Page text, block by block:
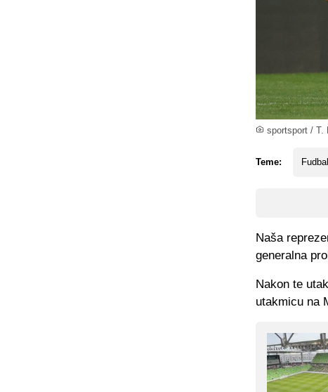
sportsport / T.
Teme:
Naša
generalna
Nakon te
utakmicu na